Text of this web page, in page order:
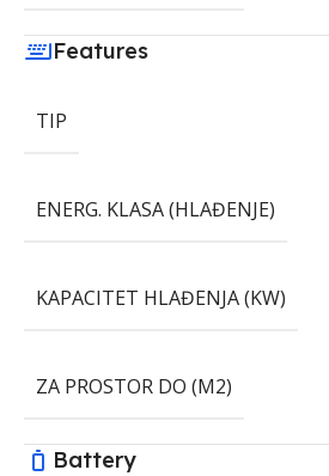
Features
TIP
ENERG. KLASA (HLAĐENJE)
KAPACITET HLAĐENJA (KW)
ZA PROSTOR DO (M2)
Battery